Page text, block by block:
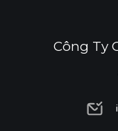
Công Ty